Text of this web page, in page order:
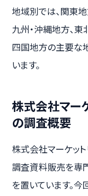
地域別では、関東
九州・沖縄地方、東
四国地方の主要な
います。
株式会社マー
の調査概要
株式会社マーケッ
調査資料販売を専
を置いています。今